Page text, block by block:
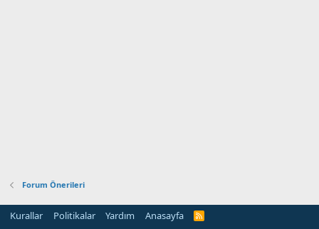
Forum Önerileri
Kurallar Politikalar Yardım Anasayfa
R